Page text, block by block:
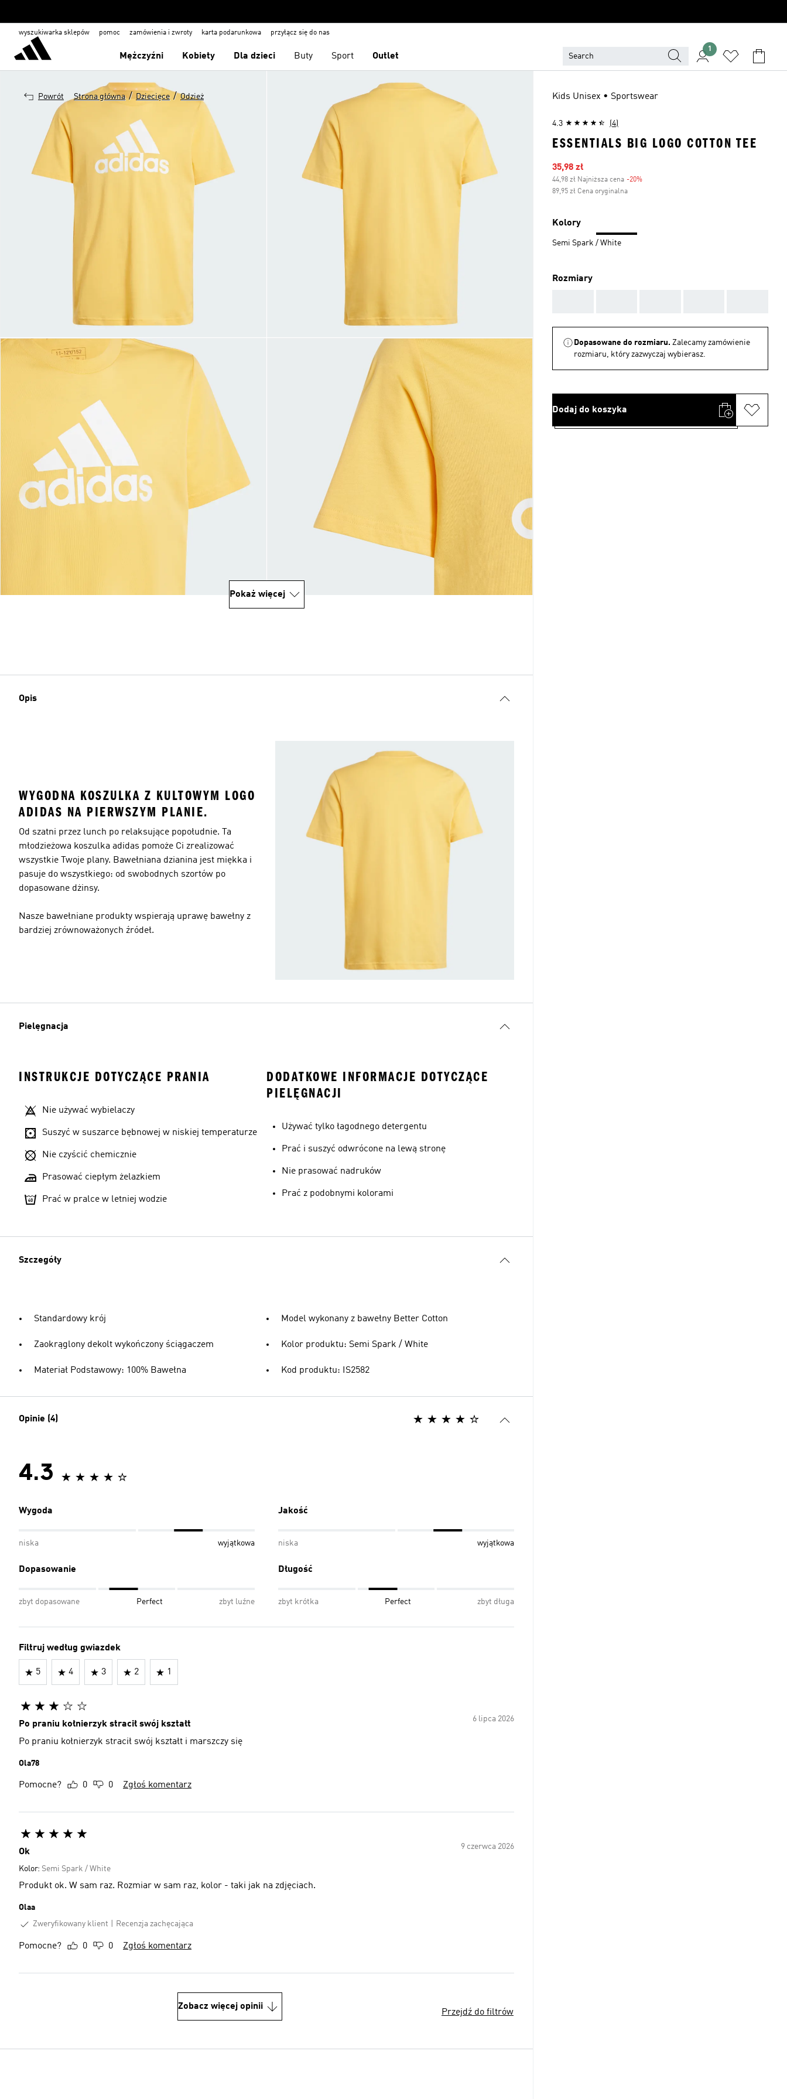
wyszukiwarka sklepów pomoc zamówienia i zwroty karta podarunkowa przyłącz się do nas
Mężczyźni Kobiety Dla dzieci Buty Sport Outlet
1
Powrót Strona główna / Dziecięce / Odzież
Pokaż więcej
Opis
WYGODNA KOSZULKA Z KULTOWYM LOGO
ADIDAS NA PIERWSZYM PLANIE.
Od szatni przez lunch po relaksujące popołudnie. Ta
młodzieżowa koszulka adidas pomoże Ci zrealizować
wszystkie Twoje plany. Bawełniana dzianina jest miękka i
pasuje do wszystkiego: od swobodnych szortów po
dopasowane dżinsy.
Nasze bawełniane produkty wspierają uprawę bawełny z
bardziej zrównoważonych źródeł.
Pielęgnacja
INSTRUKCJE DOTYCZĄCE PRANIA
Nie używać wybielaczy
Suszyć w suszarce bębnowej w niskiej temperaturze
Nie czyścić chemicznie
Prasować ciepłym żelazkiem
Prać w pralce w letniej wodzie
DODATKOWE INFORMACJE DOTYCZĄCE
PIELĘGNACJI
Używać tylko łagodnego detergentu
Prać i suszyć odwrócone na lewą stronę
Nie prasować nadruków
Prać z podobnymi kolorami
Szczegóły
Standardowy krój
Zaokrąglony dekolt wykończony ściągaczem
Materiał Podstawowy: 100% Bawełna
Model wykonany z bawełny Better Cotton
Kolor produktu: Semi Spark / White
Kod produktu: IS2582
Opinie (4)
4.3
Wygoda
niska wyjątkowa
Jakość
niska wyjątkowa
Dopasowanie
zbyt dopasowane Perfect zbyt luźne
Długość
zbyt krótka Perfect zbyt długa
Filtruj według gwiazdek
5 4 3 2 1
6 lipca 2026
Po praniu kołnierzyk stracił swój kształt
Po praniu kołnierzyk stracił swój kształt i marszczy się
Ola78
Pomocne? 0 0 Zgłoś komentarz
9 czerwca 2026
Ok
Kolor: Semi Spark / White
Produkt ok. W sam raz. Rozmiar w sam raz, kolor - taki jak na zdjęciach.
Olaa
Zweryfikowany klient
Recenzja zachęcająca
Pomocne? 0 0 Zgłoś komentarz
Zobacz więcej opinii
Przejdź do filtrów
Kids Unisex • Sportswear
4.3 (4)
ESSENTIALS BIG LOGO COTTON TEE
Ceny na wyprzedaży
35,98 zł
44,98 zł Najniższa cena -20%
89,95 zł Cena oryginalna
Kolory
Semi Spark / White
Rozmiary
Dopasowane do rozmiaru. Zalecamy zamówienie
rozmiaru, który zazwyczaj wybierasz.
Dodaj do koszyka